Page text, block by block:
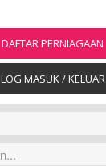
DAFTAR PERNIAGAAN
LOG MASUK / KELUAR